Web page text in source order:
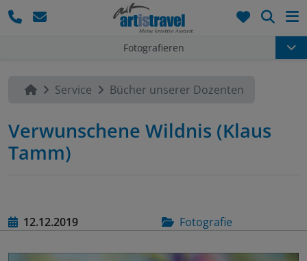
Fotografieren
Service Bücher unserer Dozenten
Verwunschene Wildnis (Klaus
Tamm)
12.12.2019 Fotografie